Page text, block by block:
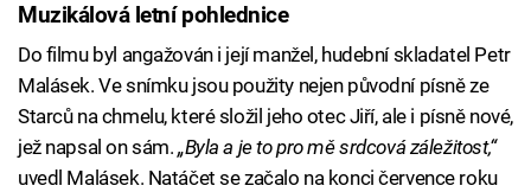
Muzikálová letní pohlednice
Do filmu byl angažován i její manžel, hudební skladatel Petr
Malásek. Ve snímku jsou použity nejen původní písně ze
Starců na chmelu, které složil jeho otec Jiří, ale i písně nové,
jež napsal on sám. „Byla a je to pro mě srdcová záležitost,“
uvedl Malásek. Natáčet se začalo na konci července roku